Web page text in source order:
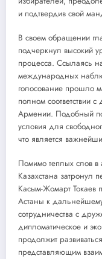
и подтвердив свой
В своем обращении
подчеркнул высокий
процесса. Ссылаясь
международных
голосование прошло
полном соответствии
Армении. Подобный
условия для
что является
Помимо теплых слов
Казахстана затронул
Касым-Жомарт Токаев
Астаны к дальнейшему
сотрудничества с
дипломатическое и
продолжит
представляющим